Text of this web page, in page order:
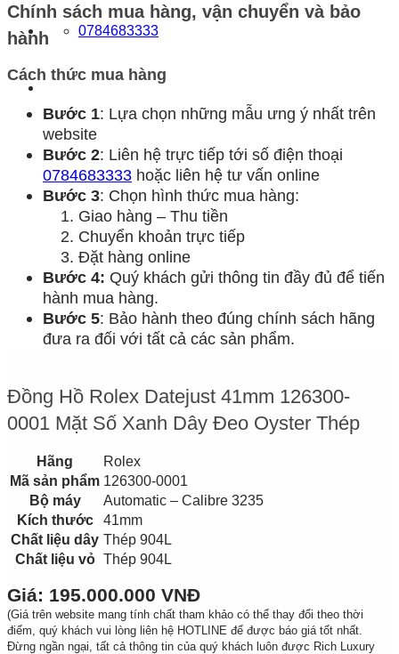
0784683333
Chính sách mua hàng, vận chuyển và bảo
hành
Cách thức mua hàng
Bước 1: Lựa chọn những mẫu ưng ý nhất trên
website
Bước 2: Liên hệ trực tiếp tới số điện thoại
0784683333 hoặc liên hệ tư vấn online
Bước 3: Chọn hình thức mua hàng:
Giao hàng – Thu tiền
Chuyển khoản trực tiếp
Đặt hàng online
Bước 4: Quý khách gửi thông tin đầy đủ để tiến
hành mua hàng.
Bước 5: Bảo hành theo đúng chính sách hãng
đưa ra đối với tất cả các sản phẩm.
Đồng Hồ Rolex Datejust 41mm 126300-
0001 Mặt Số Xanh Dây Đeo Oyster Thép
Hãng
Rolex
Mã sản phẩm 126300-0001
Bộ máy
Automatic – Calibre 3235
Kích thước
41mm
Chất liệu dây Thép 904L
Chất liệu vỏ Thép 904L
Giá: 195.000.000 VNĐ
(Giá trên website mang tính chất tham khảo có thể thay đổi theo thời
điểm, quý khách vui lòng liên hệ HOTLINE để được báo giá tốt nhất.
Đừng ngần ngại, tất cả thông tin của quý khách luôn được Rich Luxury